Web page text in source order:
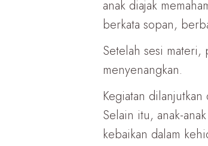
anak diajak
berkata sopan,
Setelah sesi materi,
menyenangkan.
Kegiatan
Selain itu, anak-
kebaikan dalam